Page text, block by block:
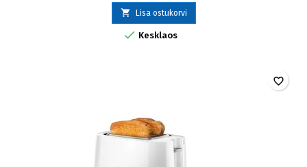
 Lisa ostukorvi
 Kesklaos
favorite_border